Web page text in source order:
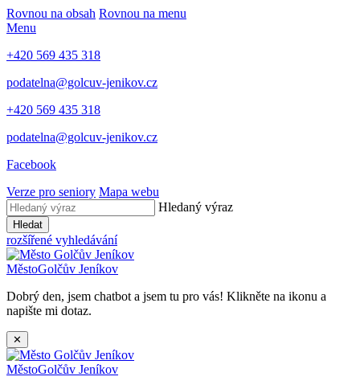
Rovnou na obsah Rovnou na menu
Menu
+420 569 435 318
podatelna@golcuv-jenikov.cz
+420 569 435 318
podatelna@golcuv-jenikov.cz
Facebook
Verze pro seniory Mapa webu
Hledaný výraz
Hledat
rozšířené vyhledávání
MěstoGolčův Jeníkov
Dobrý den, jsem chatbot a jsem tu pro vás! Klikněte na ikonu a
napište mi dotaz.
✕
MěstoGolčův Jeníkov